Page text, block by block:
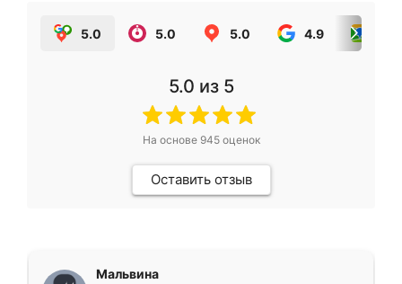
5.0 5.0 5.0 4.9
5.0 из 5
На основе 945оценок
Оставить отзыв
Мальвина